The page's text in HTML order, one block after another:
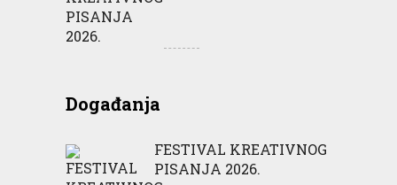
Događanja
FESTIVAL KREATIVNOG
PISANJA 2026.